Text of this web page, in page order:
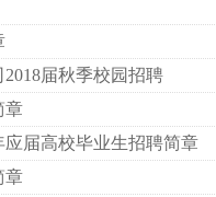
届秋季校园招聘
章
应届高校毕业生招聘简章
章